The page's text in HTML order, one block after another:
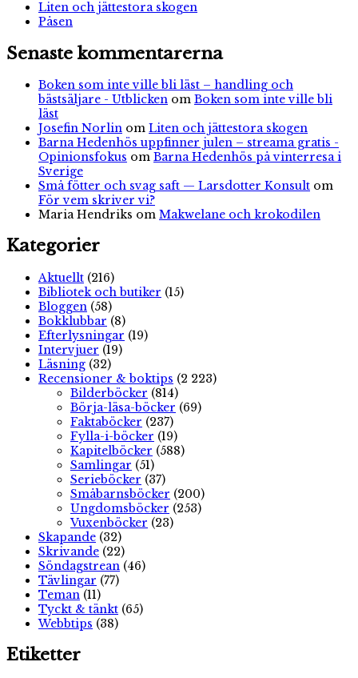
Liten och jättestora skogen
Påsen
Senaste kommentarerna
Boken som inte ville bli läst – handling och
bästsäljare - Utblicken om Boken som inte ville bli
läst
Josefin Norlin om Liten och jättestora skogen
Barna Hedenhös uppfinner julen – streama gratis -
Opinionsfokus om Barna Hedenhös på vinterresa i
Sverige
Små fötter och svag saft — Larsdotter Konsult om
För vem skriver vi?
Maria Hendriks om Makwelane och krokodilen
Kategorier
Aktuellt (216)
Bibliotek och butiker (15)
Bloggen (58)
Bokklubbar (8)
Efterlysningar (19)
Intervjuer (19)
Läsning (32)
Recensioner & boktips (2 223)
Bilderböcker (814)
Börja-läsa-böcker (69)
Faktaböcker (237)
Fylla-i-böcker (19)
Kapitelböcker (588)
Samlingar (51)
Serieböcker (37)
Småbarnsböcker (200)
Ungdomsböcker (253)
Vuxenböcker (23)
Skapande (32)
Skrivande (22)
Söndagstrean (46)
Tävlingar (77)
Teman (11)
Tyckt & tänkt (65)
Webbtips (38)
Etiketter